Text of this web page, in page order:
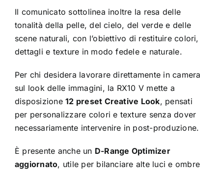
Il comunicato sottolinea inoltre la resa delle
tonalità della pelle, del cielo, del verde e delle
scene naturali, con l’obiettivo di restituire colori,
dettagli e texture in modo fedele e naturale.
Per chi desidera lavorare direttamente in camera
sul look delle immagini, la RX10 V mette a
disposizione12 preset Creative Look, pensati
per personalizzare colori e texture senza dover
necessariamente intervenire in post-produzione.
È presente anche un D-Range Optimizer
aggiornato, utile per bilanciare alte luci e ombre